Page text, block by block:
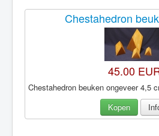
Chestahedron
45.00
Chestahedron beuken ongeveer 4,5
Kopen